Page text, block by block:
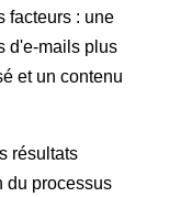
facteurs : une
d'e-mails plus
et un contenu
résultats
du processus